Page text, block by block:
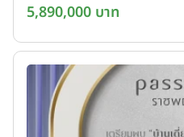
5,890,000 บาท